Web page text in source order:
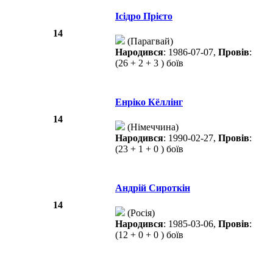
14
Ісідро Прієто
(Парагвай)
Народився: 1986-07-07, Провів:
(26 + 2 + 3 ) боїв
14
Енріко Кёллінг
(Німеччина)
Народився: 1990-02-27, Провів:
(23 + 1 + 0 ) боїв
14
Андрій Сироткін
(Росія)
Народився: 1985-03-06, Провів:
(12 + 0 + 0 ) боїв